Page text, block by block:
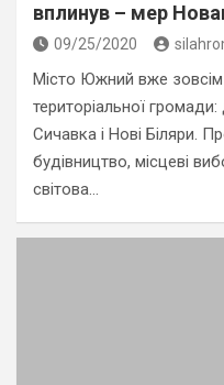
вплинув – мер
09/25/2020
Місто Южний вже
територіальної
Сичавка і Нові Біляри.
будівництво, місцеві
світова…